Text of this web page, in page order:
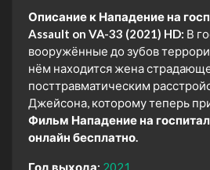
Описание к Нападение на
Assault on VA-33 (2021) HD: В
вооружённые до зубов
нём находится жена
посттравматическим
Джейсона, которому теперь
Фильм Нападение на
онлайн бесплатно.
Год выхода: 2021